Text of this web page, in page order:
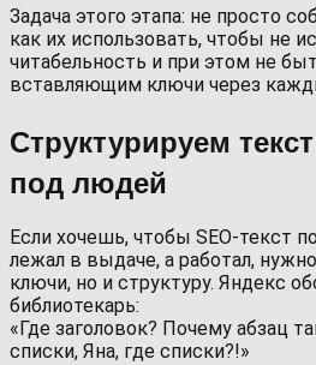
Задача этого этапа: не просто
как их использовать, чтобы не
читабельность и при этом не
вставляющим ключи через
Структурируем
под людей
Если хочешь, чтобы SEO-текст
лежал в выдаче, а работал,
ключи, но и структуру. Яндекс
библиотекарь:
«Где заголовок? Почему абзац
списки, Яна, где списки?!»